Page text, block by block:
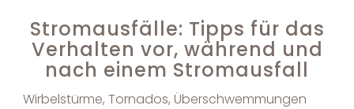
Stromausfälle: Tipps für das
Verhalten vor, während und
nach einem Stromausfall
Wirbelstürme, Tornados, Überschwemmungen